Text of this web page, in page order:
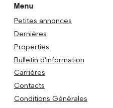
Menu
Petites annonces
Dernières
Properties
Bulletin d'information
Carrières
Contacts
Conditions Générales